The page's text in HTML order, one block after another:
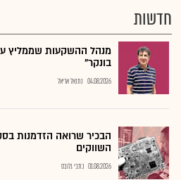
חדשות
מנהל ההשקעות שממליץ
בונקר"
04.08.2026 נתנאל אריאל
הבכיר שרואה הזדמנות
השווקים
01.08.2026 כתבי גלובס